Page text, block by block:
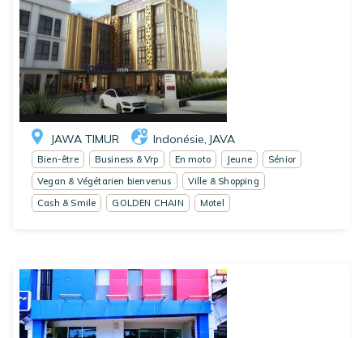
JAWA TIMUR Indonésie JAVA
Bien-être Business & Vrp En moto Jeune
Sénior
Vegan & Végétarien bienvenus
Ville & Shopping
Cash & Smile
GOLDEN CHAIN Motel